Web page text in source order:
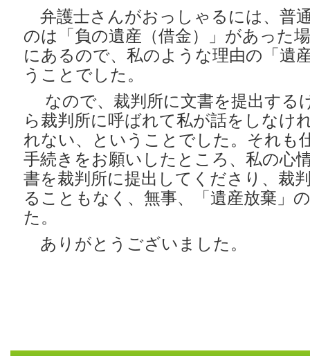
弁護士さんがおっしゃるには、普
のは「負の遺産（借金）」があった
にあるので、私のような理由の「遺
うことでした。
なので、裁判所に文書を提出する
ら裁判所に呼ばれて私が話をしなけ
れない、ということでした。それも
手続きをお願いしたところ、私の心
書を裁判所に提出してくださり、裁
ることもなく、無事、「遺産放棄」
た。
ありがとうございました。